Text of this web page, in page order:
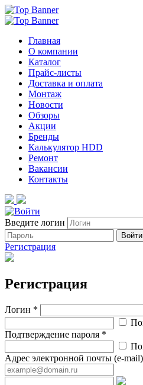
Главная
О компании
Каталог
Прайс-листы
Доставка и оплата
Монтаж
Новости
Обзоры
Акции
Бренды
Калькулятор HDD
Ремонт
Вакансии
Контакты
Введите логин
Войти
Регистрация
Регистрация
Логин *
Подтверждение пароля *
Адрес электронной почты (e-